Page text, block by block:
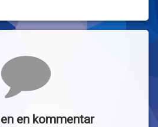
en kommentar